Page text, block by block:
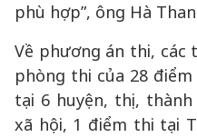
phù hợp”, ông Hà
Về phương án thi, các
phòng thi của 28
tại 6 huyện, thị,
xã hội, 1 điểm thi tại